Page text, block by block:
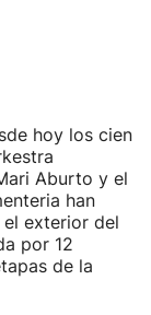
hoy los cien
Aburto y el
han
el exterior del
por 12
de la